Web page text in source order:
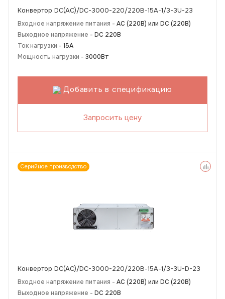
Конвертор DC(AC)/DC-3000-220/220В-15А-1/3-3U-23
Входное напряжение питания - АС (220В) или DC (220В)
Выходное напряжение - DC 220В
Ток нагрузки - 15А
Мощность нагрузки - 3000Вт
Добавить в спецификацию
Запросить цену
Серийное производство
Конвертор DC(AC)/DC-3000-220/220В-15А-1/3-3U-D-23
Входное напряжение питания - АС (220В) или DC (220В)
Выходное напряжение - DC 220В